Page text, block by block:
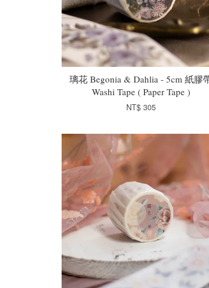
璃花 Begonia & Dahlia - 5cm 紙膠
Washi Tape ( Paper Tape )
NT$ 305